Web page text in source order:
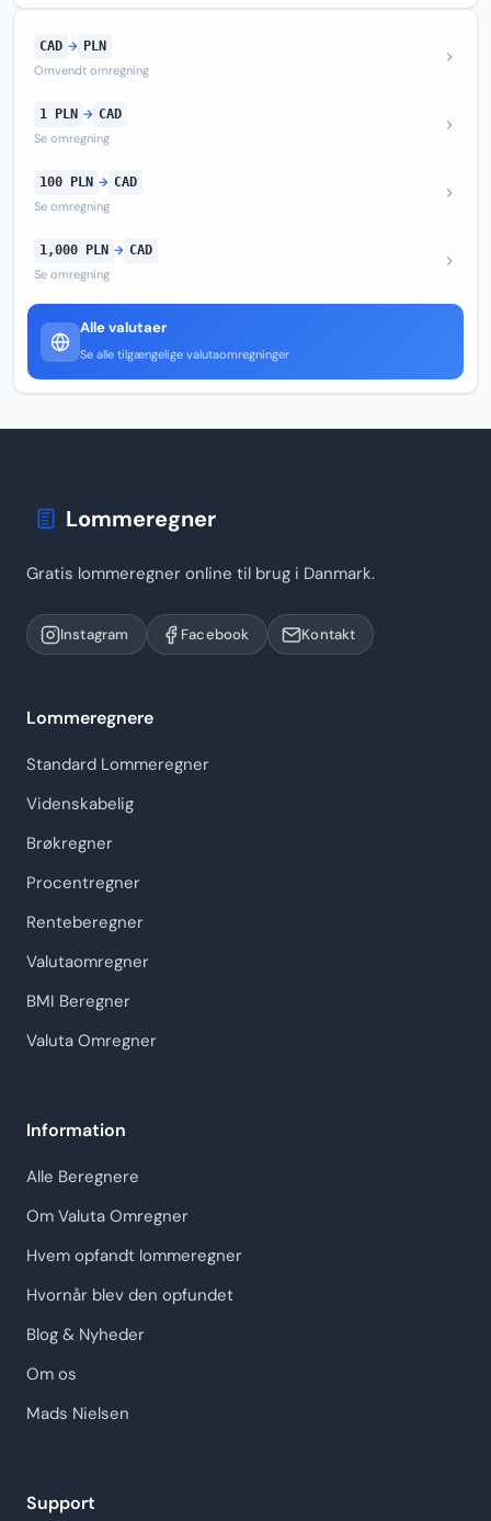
CAD → PLN
Omvendt omregning
1 PLN → CAD
Se omregning
100 PLN → CAD
Se omregning
1,000 PLN → CAD
Se omregning
Alle valutaer
Se alle tilgængelige valutaomregninger
Lommeregner
Gratis lommeregner online til brug i Danmark.
Instagram Facebook Kontakt
Lommeregnere
Standard Lommeregner
Videnskabelig
Brøkregner
Procentregner
Renteberegner
Valutaomregner
BMI Beregner
Valuta Omregner
Information
Alle Beregnere
Om Valuta Omregner
Hvem opfandt lommeregner
Hvornår blev den opfundet
Blog & Nyheder
Om os
Mads Nielsen
Support